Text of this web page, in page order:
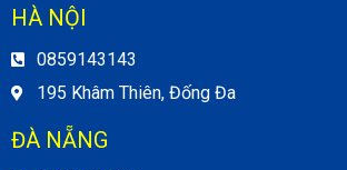
HÀ NỘI
0859143143
195 Khâm Thiên, Đống Đa
ĐÀ NẴNG